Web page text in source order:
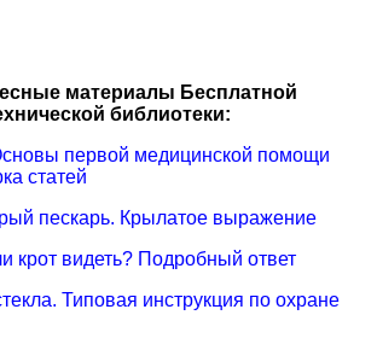
материалы Бесплатной
библиотеки:
первой медицинской помощи
статей
пескарь. Крылатое выражение
крот видеть? Подробный ответ
Типовая инструкция по охране